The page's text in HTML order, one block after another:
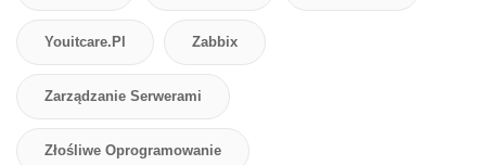
Youitcare.pl Zabbix
Zarządzanie Serwerami
Złośliwe Oprogramowanie